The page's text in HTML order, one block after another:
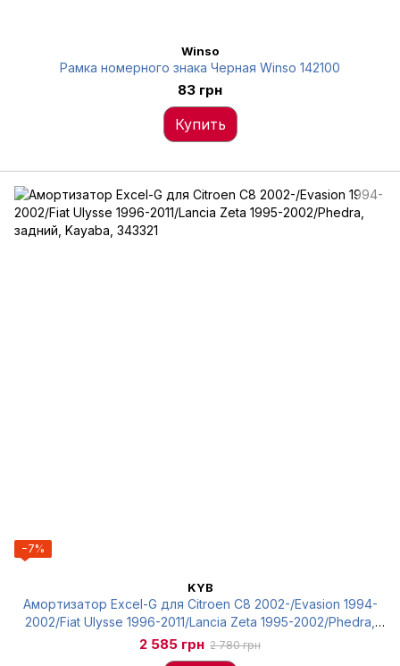
Winso
Рамка номерного знака Черная Winso 142100
83 грн
Купить
−7%
KYB
Амортизатор Excel-G для Citroen C8 2002-/Evasion 1994-
2002/Fiat Ulysse 1996-2011/Lancia Zeta 1995-2002/Phedra,
задний, Kayaba, 343321
2 585 грн 2 780 грн